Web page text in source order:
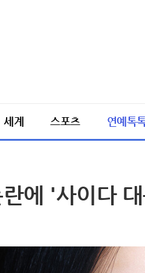
세계 스포츠 연예톡
에 '사이다